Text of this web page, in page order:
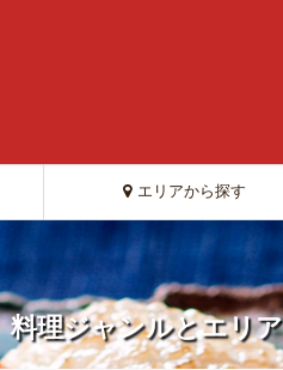
エリアから探す
料理ジャンルとエリ